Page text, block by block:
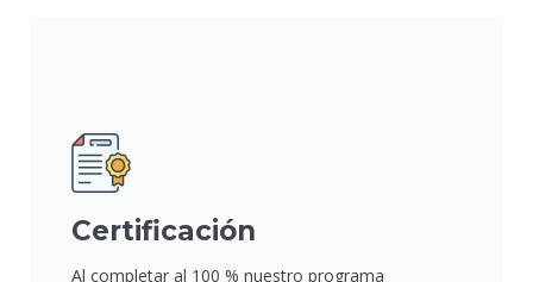
Certificación
Al completar al 100 % nuestro programa